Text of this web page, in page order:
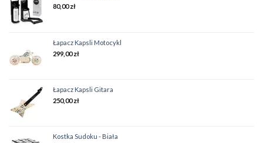
80,00zł
Łapacz Kapsli Motocykl
299,00zł
Łapacz Kapsli Gitara
250,00zł
Kostka Sudoku - Biała